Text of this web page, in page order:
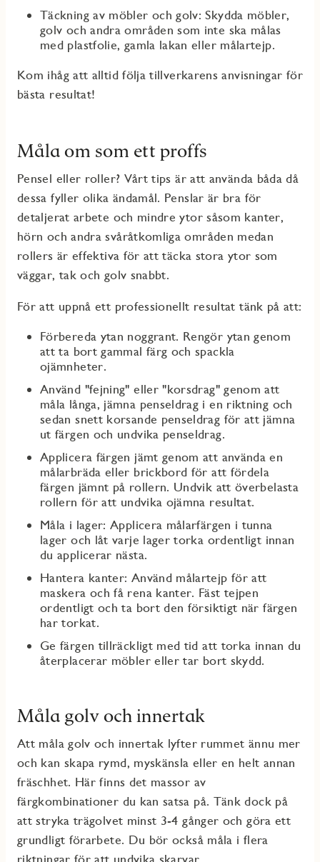
Täckning av möbler och golv: Skydda möbler,
golv och andra områden som inte ska målas
med plastfolie, gamla lakan eller målartejp.
Kom ihåg att alltid följa tillverkarens anvisningar för
bästa resultat!
Måla om som ett proffs
Pensel eller roller? Vårt tips är att använda båda då
dessa fyller olika ändamål. Penslar är bra för
detaljerat arbete och mindre ytor såsom kanter,
hörn och andra svåråtkomliga områden medan
rollers är effektiva för att täcka stora ytor som
väggar, tak och golv snabbt.
För att uppnå ett professionellt resultat tänk på att:
Förbereda ytan noggrant. Rengör ytan genom
att ta bort gammal färg och spackla
ojämnheter.
Använd "fejning" eller "korsdrag" genom att
måla långa, jämna penseldrag i en riktning och
sedan snett korsande penseldrag för att jämna
ut färgen och undvika penseldrag.
Applicera färgen jämt genom att använda en
målarbräda eller brickbord för att fördela
färgen jämnt på rollern. Undvik att överbelasta
rollern för att undvika ojämna resultat.
Måla i lager: Applicera målarfärgen i tunna
lager och låt varje lager torka ordentligt innan
du applicerar nästa.
Hantera kanter: Använd målartejp för att
maskera och få rena kanter. Fäst tejpen
ordentligt och ta bort den försiktigt när färgen
har torkat.
Ge färgen tillräckligt med tid att torka innan du
återplacerar möbler eller tar bort skydd.
Måla golv och innertak
Att måla golv och innertak lyfter rummet ännu mer
och kan skapa rymd, myskänsla eller en helt annan
fräschhet. Här finns det massor av
färgkombinationer du kan satsa på. Tänk dock på
att stryka trägolvet minst 3-4 gånger och göra ett
grundligt förarbete. Du bör också måla i flera
riktningar för att undvika skarvar.